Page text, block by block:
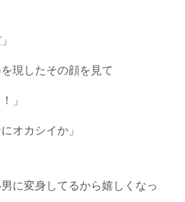
現したその顔を見て
」
オカシイか」
に変身してるから嬉しくなっ